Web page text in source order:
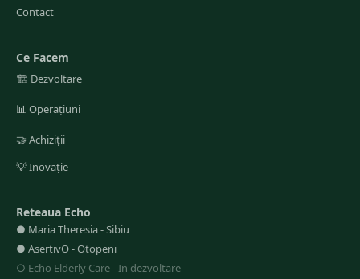
Contact
Ce Facem
🏗️ Dezvoltare
📊 Operațiuni
🤝 Achiziții
💡Inovație
Reteaua Echo
● Maria Theresia-Sibiu
● AsertivO-Otopeni
○ Echo Elderly Care-In dezvoltare